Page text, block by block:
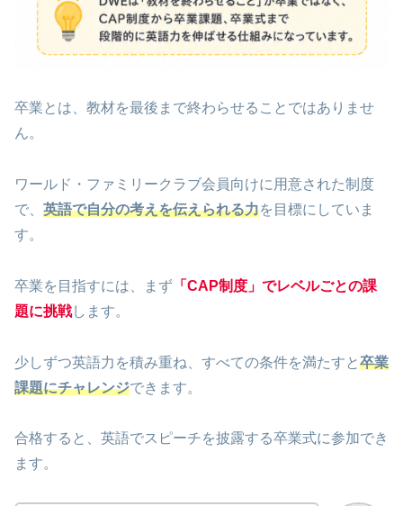
卒業とは、教材を最後まで終わらせることではありませ
ん。
ワールド・ファミリークラブ会員向けに用意された制度
で、 英語で自分の考えを伝えられる力を目標にしていま
す。
卒業を目指すには、まず 「CAP制度」でレベルごとの課
題に挑戦します。
少しずつ英語力を積み重ね、すべての条件を満たすと卒業
課題にチャレンジできます。
合格すると、英語でスピーチを披露する卒業式に参加でき
ます。